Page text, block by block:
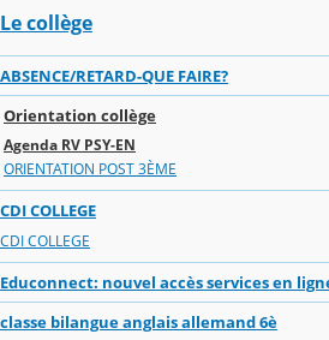
Le collège
ABSENCE/RETARD-QUE FAIRE?
Orientation collège
Agenda RV PSY-EN
ORIENTATION POST 3ÈME
CDI COLLEGE
CDI COLLEGE
Educonnect: nouvel accès services en
classe bilangue anglais allemand 6è